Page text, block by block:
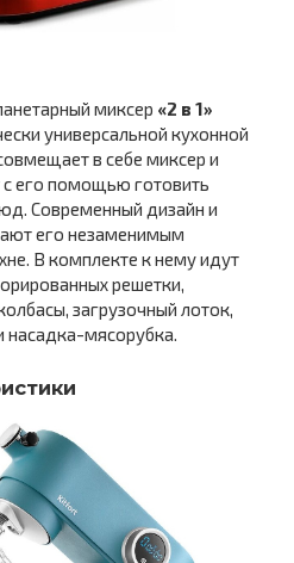
миксер «2 в 1»
универсальной кухонной
в себе миксер и
с его помощью готовить
Современный дизайн и
его незаменимым
В комплекте к нему идут
решетки,
загрузочный лоток,
мясорубка.